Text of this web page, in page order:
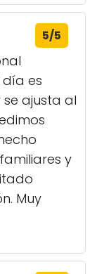
5/5
es
ajusta al
y
Muy